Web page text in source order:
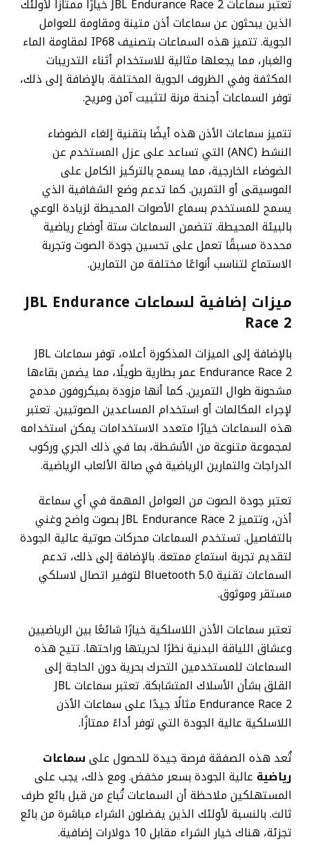
تعتبر سماعات JBL Endurance Race 2 خيارًا ممتازًا لأولئك
الذين يبحثون عن سماعات أذن متينة ومقاومة للعوامل
الجوية. تتميز هذه السماعات بتصنيف IP68 لمقاومة الماء
والغبار، مما يجعلها مثالية للاستخدام أثناء التدريبات
المكثفة وفي الظروف الجوية المختلفة. بالإضافة إلى ذلك،
توفر السماعات أجنحة مرنة لتثبيت آمن ومريح.
تتميز سماعات الأذن هذه أيضًا بتقنية إلغاء الضوضاء
النشط (ANC) التي تساعد على عزل المستخدم عن
الضوضاء الخارجية، مما يسمح بالتركيز الكامل على
الموسيقى أو التمرين. كما تدعم وضع الشفافية الذي
يسمح للمستخدم بسماع الأصوات المحيطة لزيادة الوعي
بالبيئة المحيطة. تتضمن السماعات ستة أوضاع رياضية
محددة مسبقًا تعمل على تحسين جودة الصوت وتجربة
الاستماع لتناسب أنواعًا مختلفة من التمارين.
ميزات إضافية لسماعات JBL Endurance
Race 2
بالإضافة إلى الميزات المذكورة أعلاه، توفر سماعات JBL
Endurance Race 2 عمر بطارية طويلًا، مما يضمن بقاءها
مشحونة طوال التمرين. كما أنها مزودة بميكروفون مدمج
لإجراء المكالمات أو استخدام المساعدين الصوتيين. تعتبر
هذه السماعات خيارًا متعدد الاستخدامات يمكن استخدامه
لمجموعة متنوعة من الأنشطة، بما في ذلك الجري وركوب
الدراجات والتمارين الرياضية في صالة الألعاب الرياضية.
تعتبر جودة الصوت من العوامل المهمة في أي سماعة
أذن، وتتميز JBL Endurance Race 2 بصوت واضح وغني
بالتفاصيل. تستخدم السماعات محركات صوتية عالية الجودة
لتقديم تجربة استماع ممتعة. بالإضافة إلى ذلك، تدعم
السماعات تقنية Bluetooth 5.0 لتوفير اتصال لاسلكي
مستقر وموثوق.
تعتبر سماعات الأذن اللاسلكية خيارًا شائعًا بين الرياضيين
وعشاق اللياقة البدنية نظرًا لحريتها وراحتها. تتيح هذه
السماعات للمستخدمين التحرك بحرية دون الحاجة إلى
القلق بشأن الأسلاك المتشابكة. تعتبر سماعات JBL
Endurance Race 2 مثالًا جيدًا على سماعات الأذن
اللاسلكية عالية الجودة التي توفر أداءً ممتازًا.
تُعد هذه الصفقة فرصة جيدة للحصول على سماعات
رياضية عالية الجودة بسعر مخفض. ومع ذلك، يجب على
المستهلكين ملاحظة أن السماعات تُباع من قبل بائع طرف
ثالث. بالنسبة لأولئك الذين يفضلون الشراء مباشرة من بائع
تجزئة، هناك خيار الشراء مقابل 10 دولارات إضافية.